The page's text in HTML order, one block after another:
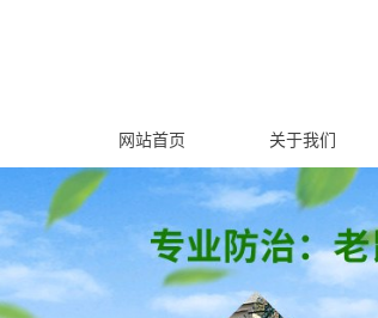
网站首页 关于我们